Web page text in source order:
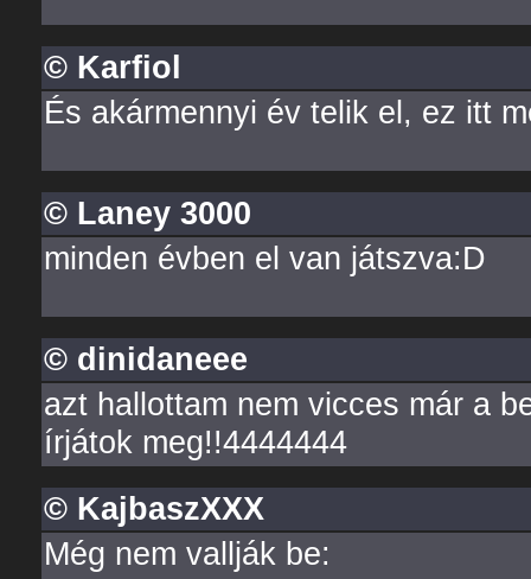
© Karfiol
És akármennyi év telik el, ez itt
© Laney 3000
minden évben el van játszva:D
© dinidaneee
azt hallottam nem vicces már a
írjátok meg!!4444444
© KajbaszXXX
Még nem vallják be: